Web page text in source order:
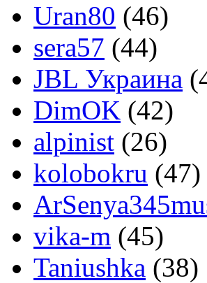
Uran80 (46)
sera57 (44)
JBL Украина
DimOK (42)
alpinist (26)
kolobokru (47)
vika-m (45)
Taniushka (38)